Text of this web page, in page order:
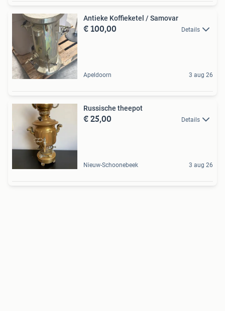
Antieke Koffieketel / Samovar
€ 100,00 Details
Apeldoorn 3 aug 26
Russische theepot
€ 25,00 Details
Nieuw-Schoonebeek 3 aug 26